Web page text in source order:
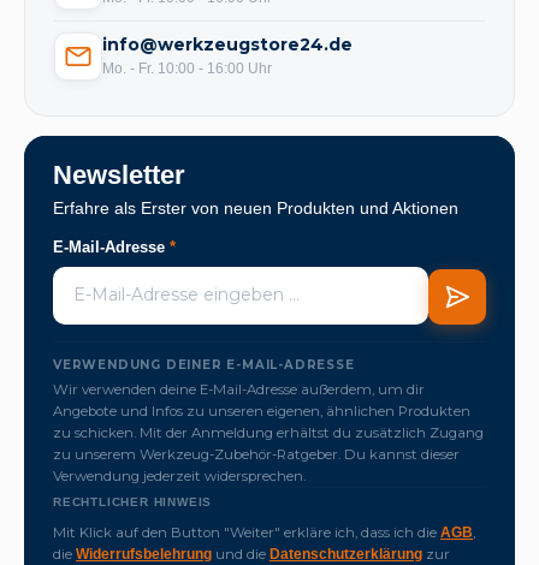
info@werkzeugstore24.de
Mo. - Fr. 10:00 - 16:00 Uhr
Newsletter
Erfahre als Erster von neuen Produkten und Aktionen
E-Mail-Adresse *
VERWENDUNG DEINER E-MAIL-ADRESSE
Wir verwenden deine E-Mail-Adresse außerdem, um dir
Angebote und Infos zu unseren eigenen, ähnlichen Produkten
zu schicken. Mit der Anmeldung erhältst du zusätzlich Zugang
zu unserem Werkzeug-Zubehör-Ratgeber. Du kannst dieser
Verwendung jederzeit widersprechen.
RECHTLICHER HINWEIS
Mit Klick auf den Button "Weiter" erkläre ich, dass ich die AGB
die Widerrufsbelehrung und die Datenschutzerklärung zur